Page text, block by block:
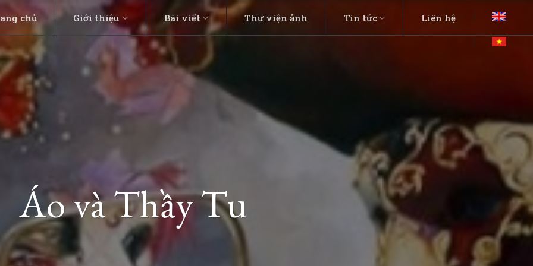
chủ Giới thiệu Bài viết Thư viện ảnh Tin tức Liên hệ
Áo và Thầy Tu